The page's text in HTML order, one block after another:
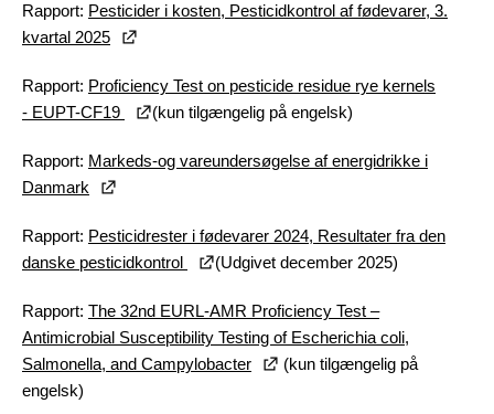
Rapport: Pesticider i kosten, Pesticidkontrol af fødevarer, 3.
kvartal 2025
Rapport: Proficiency Test on pesticide residue rye kernels
- EUPT-CF19
(kun tilgængelig på engelsk)
Rapport: Markeds-og vareundersøgelse af energidrikke i
Danmark
Rapport: Pesticidrester i fødevarer 2024, Resultater fra den
danske pesticidkontrol
(Udgivet december 2025)
Rapport: The 32nd EURL-AMR Proficiency Test –
Antimicrobial Susceptibility Testing of Escherichia coli,
Salmonella, and Campylobacter
(kun tilgængelig på
engelsk)